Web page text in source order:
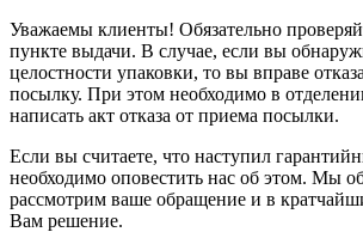
Уважаемы клиенты! Обязательно
пункте выдачи. В случае, если вы
целостности упаковки, то вы вправе
посылку. При этом необходимо в
написать акт отказа от приема посылки.
Если вы считаете, что наступил
необходимо оповестить нас об этом. Мы
рассмотрим ваше обращение и в
Вам решение.